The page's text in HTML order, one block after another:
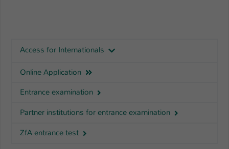
Access for Internationals
Online Application
Entrance examination
Partner institutions for entrance examination
ZfA entrance test